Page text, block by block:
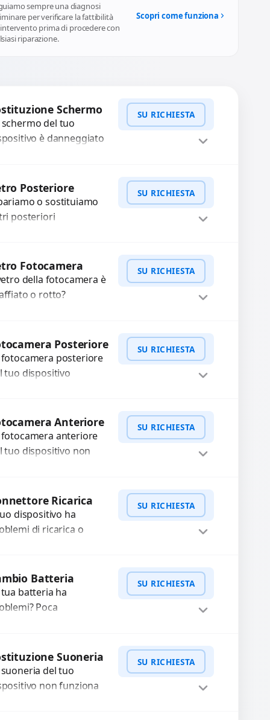
sempre una diagnosi
per verificare la fattibilità
prima di procedere con
riparazione.
Scopri come funziona
Schermo
schermo del tuo
è danneggiato
morti? Sostituiamo
completi...
SU RICHIESTA
WhatsApp
Posteriore
o sostituiamo
posteriori
e ripristinare
originale.
ricambi di alta
SU RICHIESTA
WhatsApp
Fotocamera
della fotocamera è
o rotto?
per 3 mesi....
SU RICHIESTA
WhatsApp
Posteriore
fotocamera posteriore
tuo dispositivo
come immagini
messa a fuoco
funzionante,...
SU RICHIESTA
WhatsApp
Anteriore
fotocamera anteriore
tuo dispositivo non
con problemi
immagini sfocate,
a...
SU RICHIESTA
WhatsApp
Ricarica
dispositivo ha
di ricarica o
di ricarica
rotti, allentati,
SU RICHIESTA
WhatsApp
Batteria
tua batteria ha
Poca
esauriti?
la...
SU RICHIESTA
WhatsApp
Suoneria
suoneria del tuo
non funziona
SU RICHIESTA